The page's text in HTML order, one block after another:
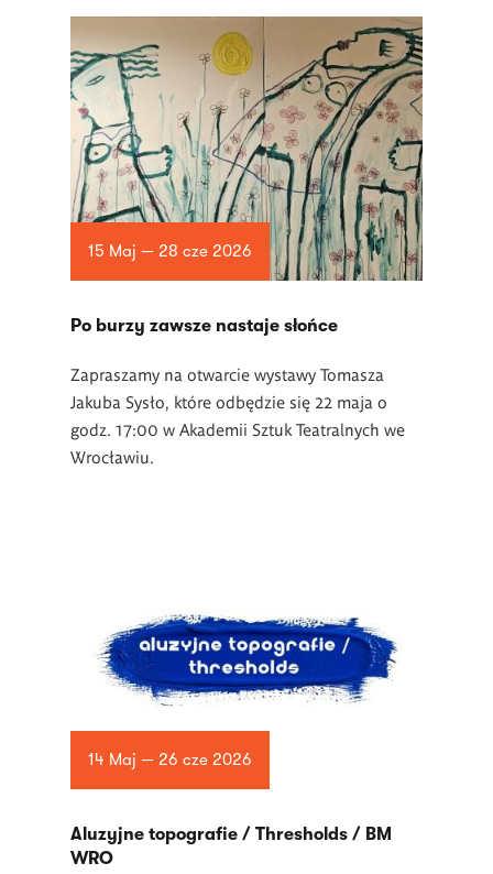
15 Maj — 28 cze 2026
Po burzy zawsze nastaje słońce
Zapraszamy na otwarcie wystawy Tomasza
Jakuba Sysło, które odbędzie się 22 maja o
godz. 17:00 w Akademii Sztuk Teatralnych we
Wrocławiu.
14 Maj — 26 cze 2026
Aluzyjne topografie / Thresholds / BM
WRO